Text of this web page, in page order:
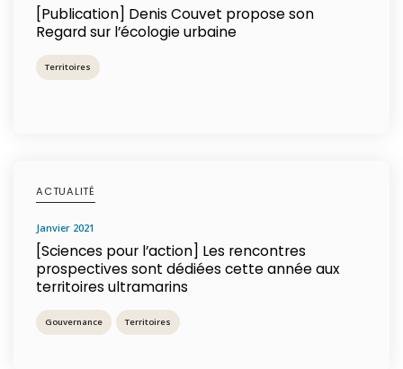
[Publication] Denis Couvet propose son
Regard sur l’écologie urbaine
Territoires
ACTUALITÉ
janvier 2021
[Sciences pour l’action] Les rencontres
prospectives sont dédiées cette année aux
territoires ultramarins
Gouvernance Territoires